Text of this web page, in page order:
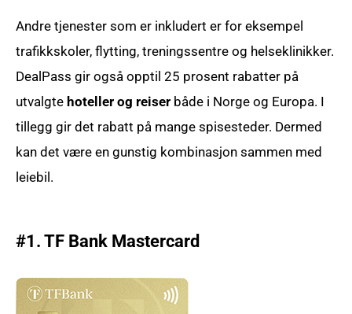
Andre tjenester som er inkludert er for eksempel
trafikkskoler, flytting, treningssentre og helseklinikker.
DealPass gir også opptil 25 prosent rabatter på
utvalgte hoteller og reiser både i Norge og Europa. I
tillegg gir det rabatt på mange spisesteder. Dermed
kan det være en gunstig kombinasjon sammen med
leiebil.
#1. TF Bank Mastercard